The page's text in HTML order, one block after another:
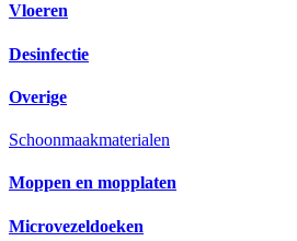
Vloeren
Desinfectie
Overige
Schoonmaakmaterialen
Moppen en mopplaten
Microvezeldoeken